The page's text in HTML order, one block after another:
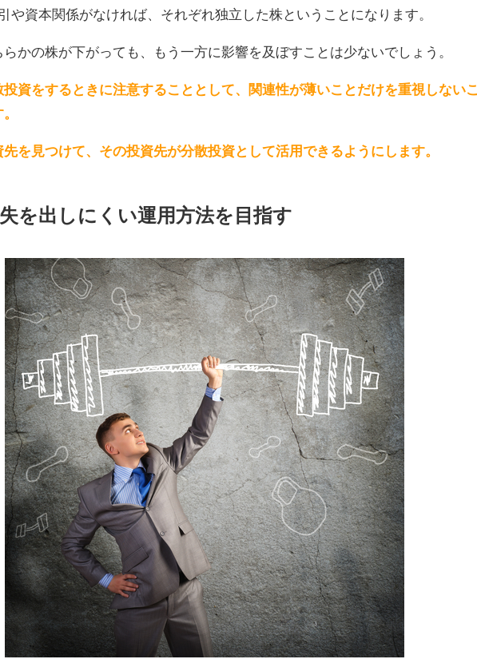
や資本関係がなければ、それぞれ独立した株ということになります。
らかの株が下がっても、もう一方に影響を及ぼすことは少ないでしょう。
投資をするときに注意することとして、関連性が薄いことだけを重視しない
を見つけて、その投資先が分散投資として活用できるようにします。
を出しにくい運用方法を目指す